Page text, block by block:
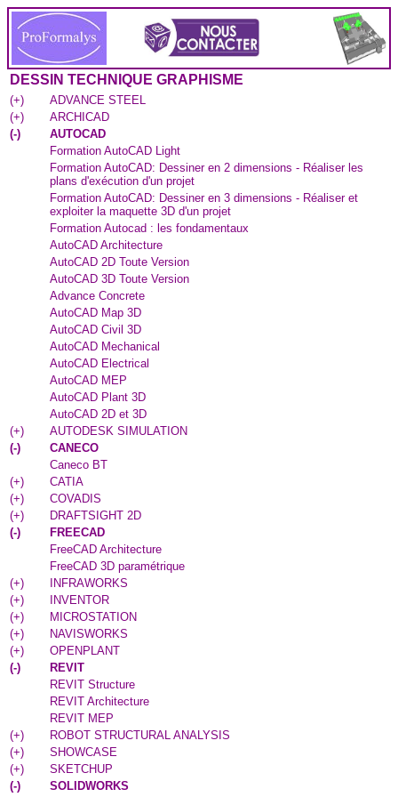
DESSIN TECHNIQUE GRAPHISME
(+)
ADVANCE STEEL
(+)
ARCHICAD
(-)
AUTOCAD
Formation AutoCAD Light
Formation AutoCAD: Dessiner en 2 dimensions - Réaliser les
plans d'exécution d'un projet
Formation AutoCAD: Dessiner en 3 dimensions - Réaliser et
exploiter la maquette 3D d'un projet
Formation Autocad : les fondamentaux
AutoCAD Architecture
AutoCAD 2D Toute Version
AutoCAD 3D Toute Version
Advance Concrete
AutoCAD Map 3D
AutoCAD Civil 3D
AutoCAD Mechanical
AutoCAD Electrical
AutoCAD MEP
AutoCAD Plant 3D
AutoCAD 2D et 3D
(+)
AUTODESK SIMULATION
(-)
CANECO
Caneco BT
(+)
CATIA
(+)
COVADIS
(+)
DRAFTSIGHT 2D
(-)
FREECAD
FreeCAD Architecture
FreeCAD 3D paramétrique
(+)
INFRAWORKS
(+)
INVENTOR
(+)
MICROSTATION
(+)
NAVISWORKS
(+)
OPENPLANT
(-)
REVIT
REVIT Structure
REVIT Architecture
REVIT MEP
(+)
ROBOT STRUCTURAL ANALYSIS
(+)
SHOWCASE
(+)
SKETCHUP
(-)
SOLIDWORKS